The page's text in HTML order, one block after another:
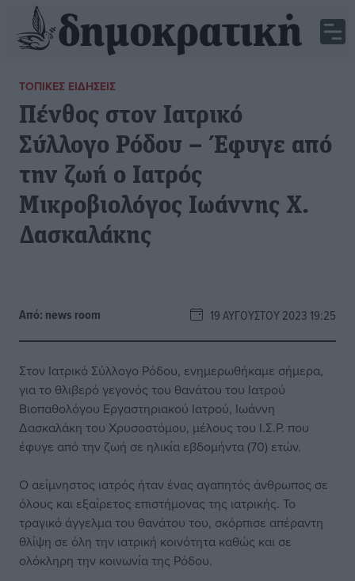
ΤΟΠΙΚΈΣ ΕΙΔΉΣΕΙΣ
Πένθος στον Ιατρικό
Σύλλογο Ρόδου – Έφυγε από
την ζωή ο Ιατρός
Μικροβιολόγος Ιωάννης Χ.
Δασκαλάκης
Από: news room 19 ΑΥΓΟΎΣΤΟΥ 2023 19:25
Στον Ιατρικό Σύλλογο Ρόδου, ενημερωθήκαμε σήμερα,
για το θλιβερό γεγονός του θανάτου του Ιατρού
Βιοπαθολόγου Εργαστηριακού Ιατρού, Ιωάννη
Δασκαλάκη του Χρυσοστόμου, μέλους του Ι.Σ.Ρ. που
έφυγε από την ζωή σε ηλικία εβδομήντα (70) ετών.
Ο αείμνηστος ιατρός ήταν ένας αγαπητός άνθρωπος σε
όλους και εξαίρετος επιστήμονας της ιατρικής. Το
τραγικό άγγελμα του θανάτου του, σκόρπισε απέραντη
θλίψη σε όλη την ιατρική κοινότητα καθώς και σε
ολόκληρη την κοινωνία της Ρόδου.